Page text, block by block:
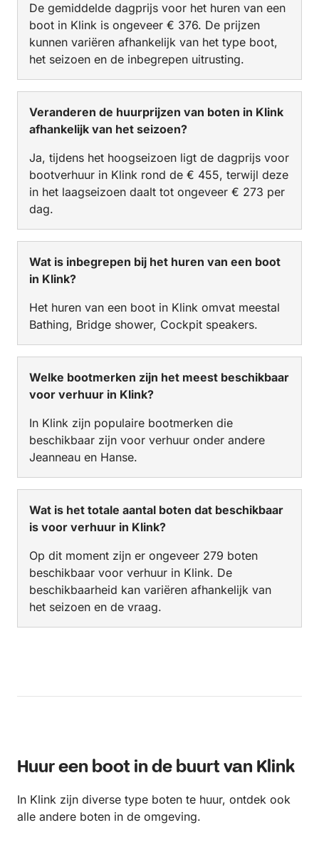
De gemiddelde dagprijs voor het huren van een
boot in Klink is ongeveer € 376. De prijzen
kunnen variëren afhankelijk van het type boot,
het seizoen en de inbegrepen uitrusting.
Veranderen de huurprijzen van boten in Klink
afhankelijk van het seizoen?
Ja, tijdens het hoogseizoen ligt de dagprijs voor
bootverhuur in Klink rond de € 455, terwijl deze
in het laagseizoen daalt tot ongeveer € 273 per
dag.
Wat is inbegrepen bij het huren van een boot
in Klink?
Het huren van een boot in Klink omvat meestal
Bathing, Bridge shower, Cockpit speakers.
Welke bootmerken zijn het meest beschikbaar
voor verhuur in Klink?
In Klink zijn populaire bootmerken die
beschikbaar zijn voor verhuur onder andere
Jeanneau en Hanse.
Wat is het totale aantal boten dat beschikbaar
is voor verhuur in Klink?
Op dit moment zijn er ongeveer 279 boten
beschikbaar voor verhuur in Klink. De
beschikbaarheid kan variëren afhankelijk van
het seizoen en de vraag.
Huur een boot in de buurt van Klink
In Klink zijn diverse type boten te huur, ontdek ook
alle andere boten in de omgeving.